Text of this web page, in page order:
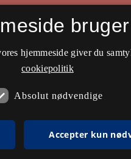
hjemmeside giver du
cookiepolitik
Absolut nødvendige
Accepter kun